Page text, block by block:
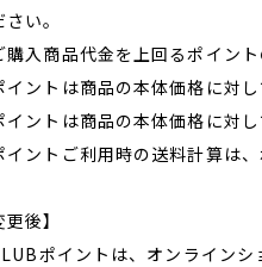
さい。
購入商品代金を上回るポイン
イントは商品の本体価格に対
イントは商品の本体価格に対
イントご利用時の送料計算は
更後】
ポイントは、オンライン